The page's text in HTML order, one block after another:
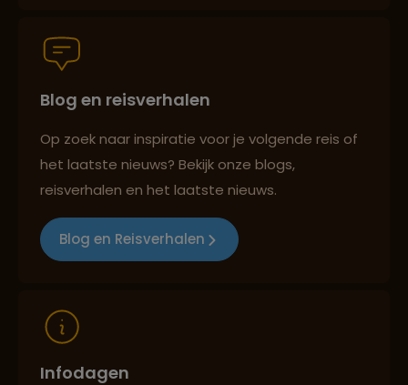
Persoonlijk en deskundig reisadvies
Best beoordeelde reisroutes
Blog en reisverhalen
Op zoek naar inspiratie voor je volgende reis of
het laatste nieuws? Bekijk onze blogs,
reisverhalen en het laatste nieuws.
Blog en Reisverhalen
Infodagen